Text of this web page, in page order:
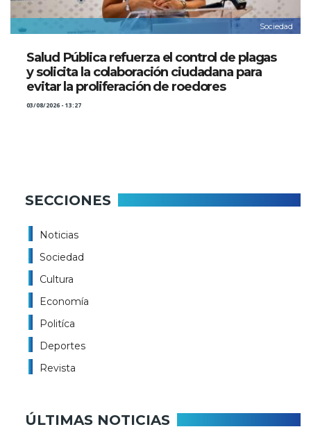
Sociedad
Salud Pública refuerza el control de plagas
y solicita la colaboración ciudadana para
evitar la proliferación de roedores
03/08/2026 - 13:27
SECCIONES
Noticias
Sociedad
Cultura
Economía
Politíca
Deportes
Revista
ÚLTIMAS NOTICIAS